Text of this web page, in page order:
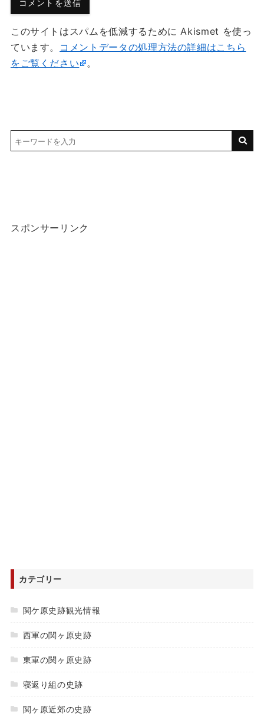
このサイトはスパムを低減するために Akismet を使っ
ています。 コメントデータの処理方法の詳細はこちら
をご覧ください
。
スポンサーリンク
カテゴリー
関ケ原史跡観光情報
西軍の関ヶ原史跡
東軍の関ヶ原史跡
寝返り組の史跡
関ヶ原近郊の史跡